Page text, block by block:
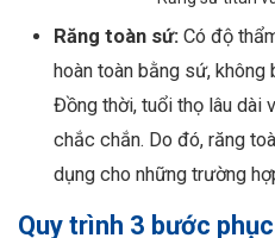
Răng toàn sứ: Có độ
hoàn toàn bằng sứ, không
Đồng thời, tuổi thọ lâu dài
chắc chắn. Do đó, răng
dụng cho những trường
Quy trình 3 bước